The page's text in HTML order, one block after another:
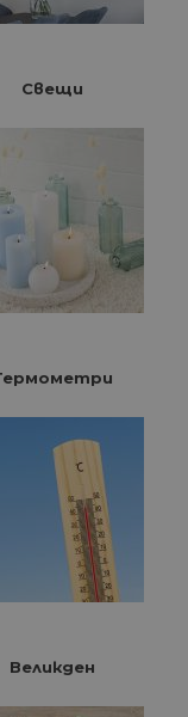
Свещи
Великден